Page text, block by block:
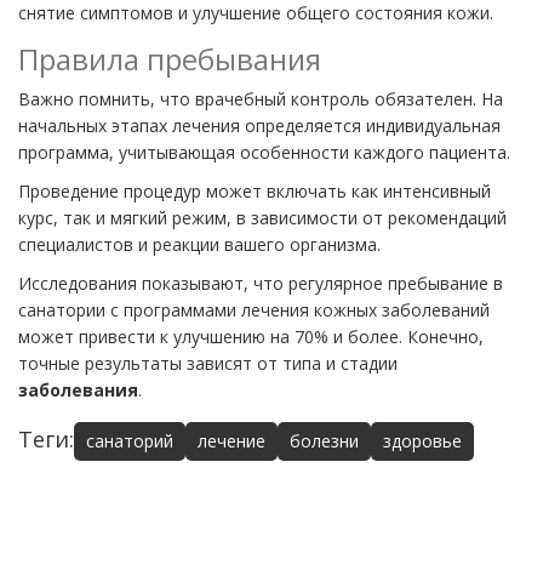
снятие симптомов и улучшение общего состояния кожи.
Правила пребывания
Важно помнить, что врачебный контроль обязателен. На
начальных этапах лечения определяется индивидуальная
программа, учитывающая особенности каждого пациента.
Проведение процедур может включать как интенсивный
курс, так и мягкий режим, в зависимости от рекомендаций
специалистов и реакции вашего организма.
Исследования показывают, что регулярное пребывание в
санатории с программами лечения кожных заболеваний
может привести к улучшению на 70% и более. Конечно,
точные результаты зависят от типа и стадии
заболевания.
Теги: санаторий лечение болезни здоровье